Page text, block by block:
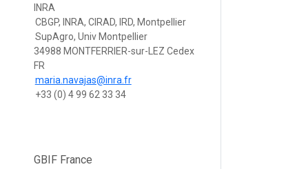
INRA
CBGP, INRA, CIRAD, IRD, Montpellier
SupAgro, Univ Montpellier
34988 MONTFERRIER-sur-LEZ Cedex
FR
maria.navajas@inra.fr
+33 (0) 4 99 62 33 34
GBIF France